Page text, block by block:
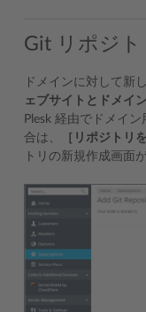
Git リポジト
ドメインに対して新
ェブサイトとドメイン
Plesk 経由でドメイ
合は、
［リポジトリ
トリの新規作成画面